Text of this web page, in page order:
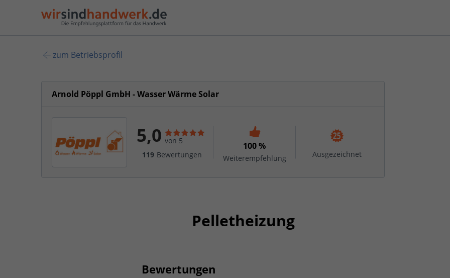
zum Betriebsprofil
Arnold Pöppl GmbH - Wasser Wärme Solar
5,0 von 5
119 Bewertungen
100 %
Weiterempfehlung Ausgezeichnet
Pelletheizung
Bewertungen